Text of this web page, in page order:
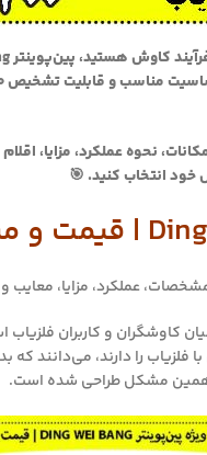
نحوه عملکرد، مزایا،
خود انتخاب کنید. 🎯
عملکرد، مزایا، معایب
میان کاوشگران و کاربران
را دارند، می‌دانند